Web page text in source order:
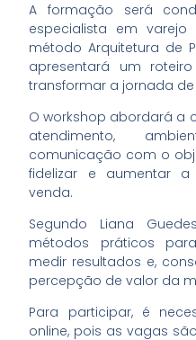
A formação será
especialista em
método Arquitetura de
apresentará um
transformar a jornada
O workshop abordará a
atendimento,
comunicação com o
fidelizar e aumentar
venda.
Segundo Liana
métodos práticos
medir resultados e,
percepção de valor da
Para participar, é
online, pois as vagas